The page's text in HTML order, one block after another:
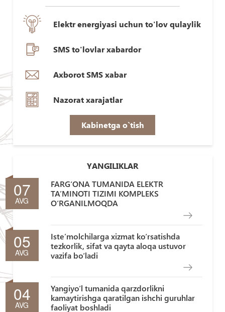
Elektr energiyasi uchun to'lov qulaylik
SMS to'lovlar xabardor
Axborot SMS xabar
Nazorat xarajatlar
Kabinetga o`tish
YANGILIKLAR
07
AVG
FARG‘ONA TUMANIDA ELEKTR
TA’MINOTI TIZIMI KOMPLEKS
O‘RGANILMOQDA
05
AVG
Iste’molchilarga xizmat ko‘rsatishda
tezkorlik, sifat va qayta aloqa ustuvor
vazifa bo‘ladi
04
AVG
Yangiyo‘l tumanida qarzdorlikni
kamaytirishga qaratilgan ishchi guruhlar
faoliyat boshladi